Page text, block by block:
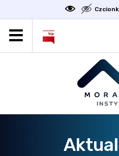
OGŁOSZENIA